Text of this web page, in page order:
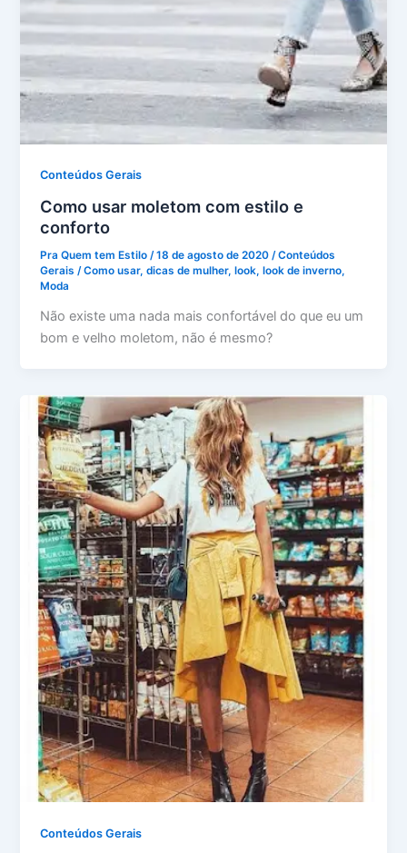
Conteúdos Gerais
Como usar moletom com estilo e
conforto
Pra Quem tem Estilo/18 de agosto de 2020/Conteúdos
Gerais /Como usar,dicas de mulher, look, look de inverno,
Moda
Não existe uma nada mais confortável do que eu um
bom e velho moletom, não é mesmo?
Conteúdos Gerais